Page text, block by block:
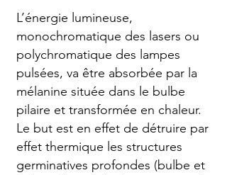
L’énergie lumineuse,
monochromatique des lasers ou
polychromatique des lampes
pulsées, va être absorbée par la
mélanine située dans le bulbe
pilaire et transformée en chaleur.
Le but est en effet de détruire par
effet thermique les structures
germinatives profondes (bulbe et